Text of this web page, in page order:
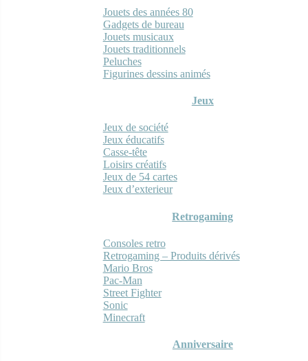
Jouets des années 80
Gadgets de bureau
Jouets musicaux
Jouets traditionnels
Peluches
Figurines dessins animés
Jeux
Jeux de société
Jeux éducatifs
Casse-tête
Loisirs créatifs
Jeux de 54 cartes
Jeux d’exterieur
Retrogaming
Consoles retro
Retrogaming – Produits dérivés
Mario Bros
Pac-Man
Street Fighter
Sonic
Minecraft
Anniversaire